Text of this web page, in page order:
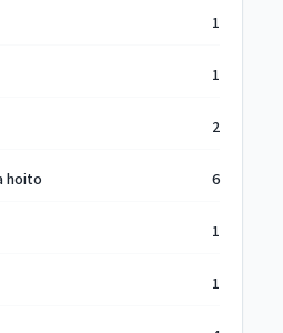
1
1
2
hoito 6
1
1